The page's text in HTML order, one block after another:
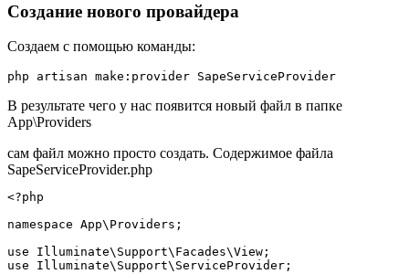
Создание нового провайдера
Создаем с помощью команды:
php artisan make:provider SapeServiceProvider
В результате чего у нас появится новый файл в папке
App\Providers
сам файл можно просто создать. Содержимое файла
SapeServiceProvider.php
<?php
namespace App\Providers;
use Illuminate\Support\Facades\View;
use Illuminate\Support\ServiceProvider;